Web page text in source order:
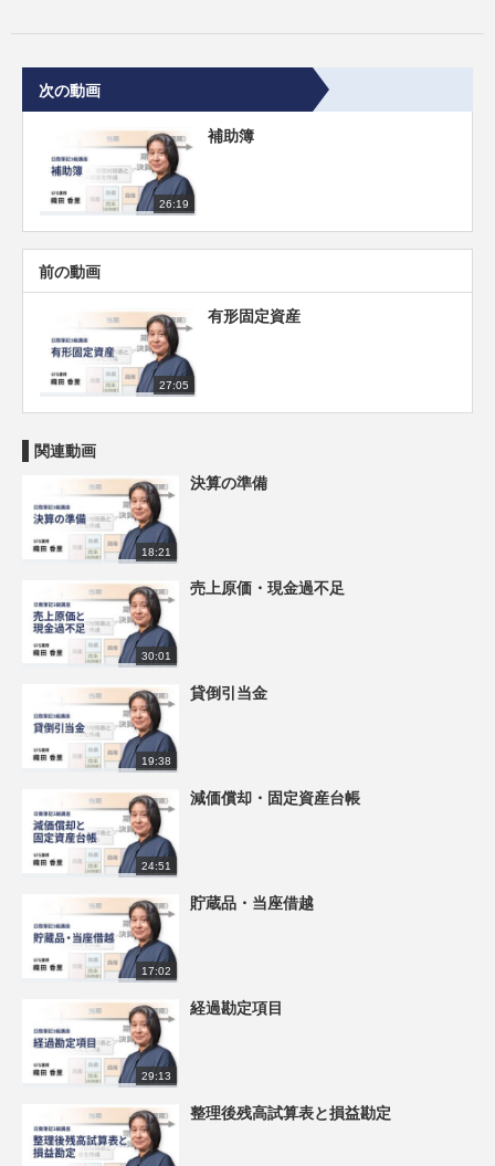
次の動画
26:19
補助簿
前の動画
27:05
有形固定資産
関連動画
18:21
決算の準備
30:01
売上原価・現金過不足
19:38
貸倒引当金
24:51
減価償却・固定資産台帳
17:02
貯蔵品・当座借越
29:13
経過勘定項目
整理後残高試算表と損益勘定